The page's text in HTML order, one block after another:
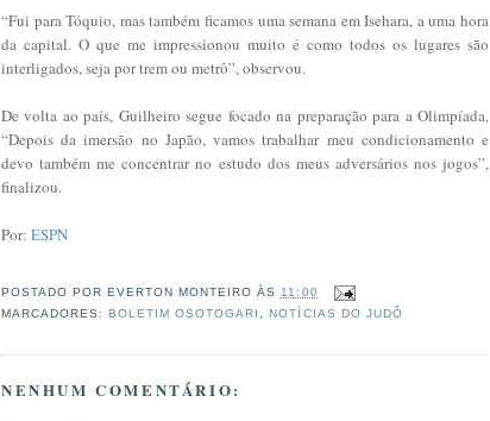
“Fui para Tóquio, mas também ficamos uma semana em Isehara, a uma hora
da capital. O que me impressionou muito é como todos os lugares são
interligados, seja por trem ou metrô”, observou.
De volta ao país, Guilheiro segue focado na preparação para a Olimpíada.
“Depois da imersão no Japão, vamos trabalhar meu condicionamento e
devo também me concentrar no estudo dos meus adversários nos jogos”,
finalizou.
Por: ESPN
POSTADO POR EVERTON MONTEIRO ÀS11:00
MARCADORES:BOLETIM OSOTOGARI ,NOTÍCIAS DO JUDÔ
NENHUM COMENTÁRIO: